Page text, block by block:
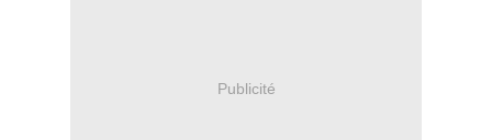
Publicité